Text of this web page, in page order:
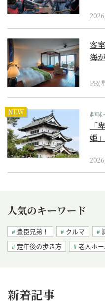
客
海
PR(
NEW 趣味
「
姫
人気のキーワード
豊臣兄弟！ クルマ
定年後の歩き方
老人ホ
新着記事